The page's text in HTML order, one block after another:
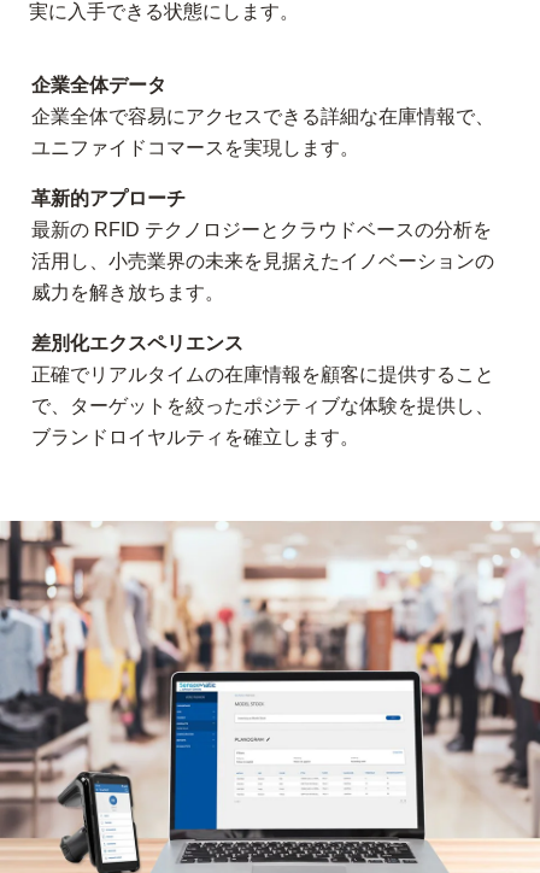
実に入手できる状態にします。
企業全体データ
企業全体で容易にアクセスできる詳細な在庫情報で、
ユニファイドコマースを実現します。
革新的アプローチ
最新の RFID テクノロジーとクラウドベースの分析を
活用し、小売業界の未来を見据えたイノベーションの
威力を解き放ちます。
差別化エクスペリエンス
正確でリアルタイムの在庫情報を顧客に提供すること
で、ターゲットを絞ったポジティブな体験を提供し、
ブランドロイヤルティを確立します。